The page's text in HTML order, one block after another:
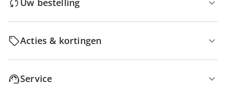
Uw bestelling
Acties & kortingen
Service